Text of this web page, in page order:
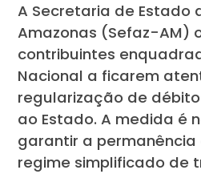
A Secretaria de Estado
Amazonas (Sefaz-AM)
contribuintes
Nacional a ficarem
regularização de
ao Estado. A medida é
garantir a permanência
regime simplificado de